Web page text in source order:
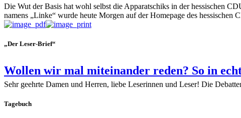
Die Wut der Basis hat wohl selbst die Apparatschiks in der hessischen
namens „Linke“ wurde heute Morgen auf der Homepage des
„Der Leser-Brief“
Wollen wir mal miteinander reden? So in
Sehr geehrte Damen und Herren, liebe Leserinnen und Leser! Die
Tagebuch